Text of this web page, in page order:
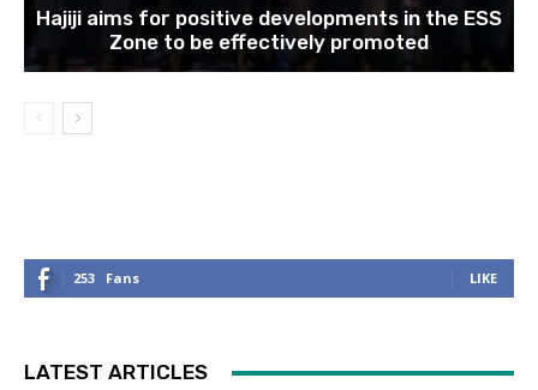
Hajiji aims for positive developments in the ESS
Zone to be effectively promoted
253 Fans LIKE
LATEST ARTICLES